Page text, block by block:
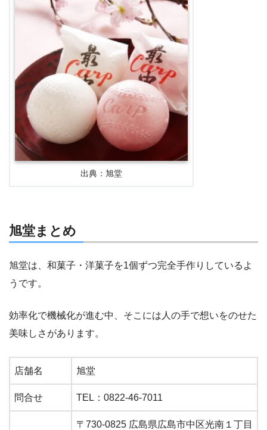
出典：旭堂
旭堂まとめ
旭堂は、和菓子・洋菓子を1個ずつ完全手作りしているよ
うです。
効率化で機械化が進む中、そこには人の手で想いをのせた
美味しさがあります。
店舗名 旭堂
問合せ TEL：0822-46-7011
〒730-0825 広島県広島市中区光南１丁目